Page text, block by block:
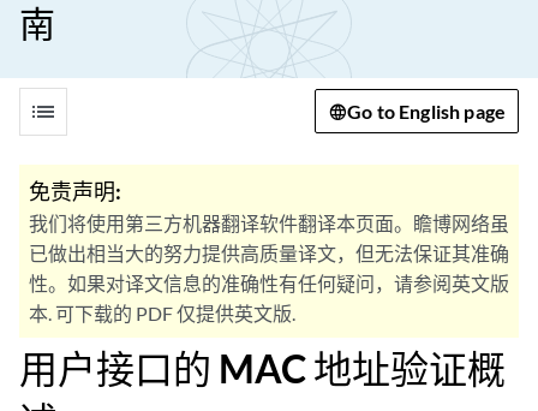
南
list Go to English page
免责声明:
我们将使用第三方机器翻译软件翻译本页面。瞻博网络虽
已做出相当大的努力提供高质量译文，但无法保证其准确
性。如果对译文信息的准确性有任何疑问，请参阅英文版
本. 可下载的 PDF 仅提供英文版.
用户接口的 MAC 地址验证概